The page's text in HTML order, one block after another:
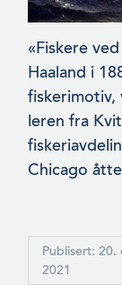
«Fiskere
Haaland i
fiskerimotiv,
leren fra
Chicago
Publisert: 20.
2021